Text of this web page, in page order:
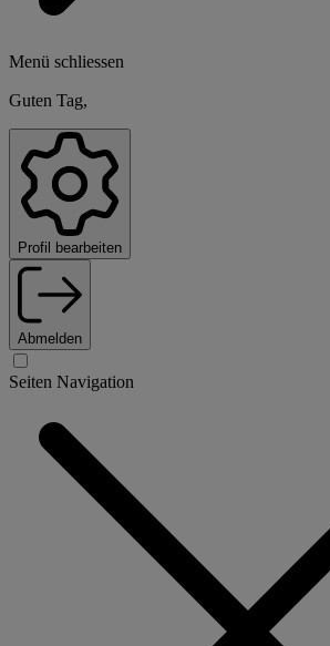
Menü schliessen
Guten Tag,
Profil bearbeiten
Abmelden
Seiten Navigation